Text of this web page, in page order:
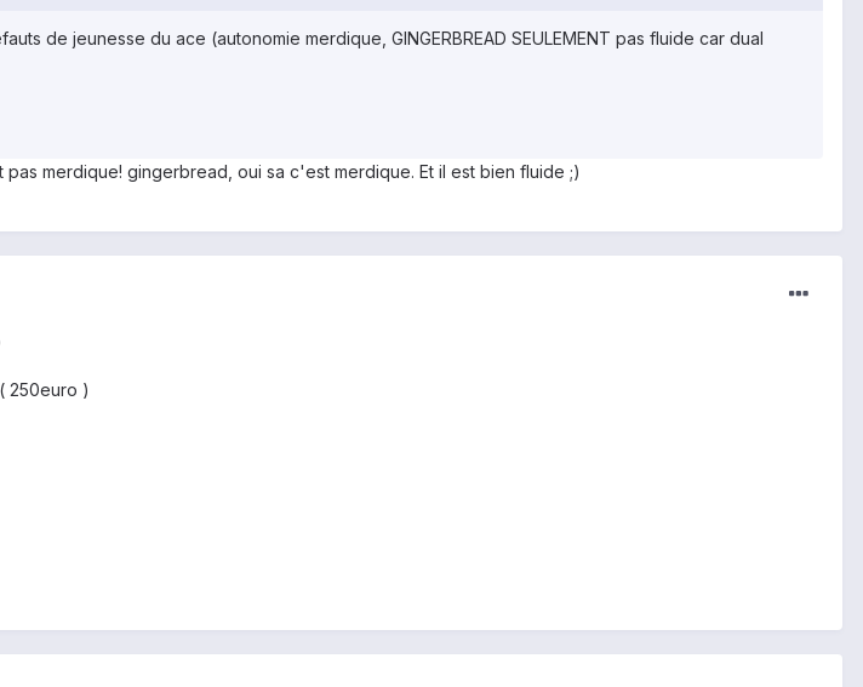
de jeunesse du ace (autonomie merdique, GINGERBREAD SEULEMENT pas fluide car dual
merdique! gingerbread, oui sa c'est merdique. Et il est bien fluide ;)
250euro )